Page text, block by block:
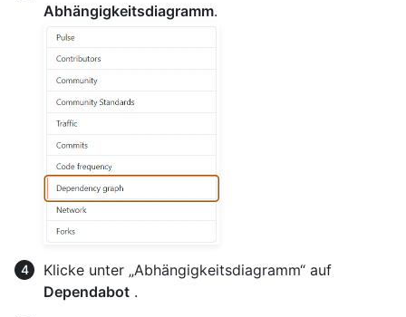
Abhängigkeitsdiagramm.
Klicke unter „Abhängigkeitsdiagramm“ auf
Dependabot .